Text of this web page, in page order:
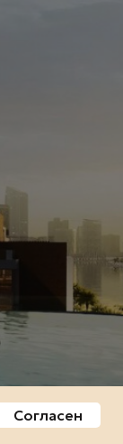
Согласен